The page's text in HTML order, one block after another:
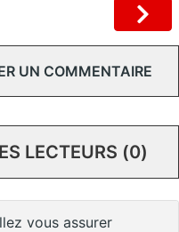
UN COMMENTAIRE
LECTEURS (0)
vous assurer